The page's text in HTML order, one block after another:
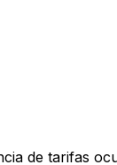
de tarifas